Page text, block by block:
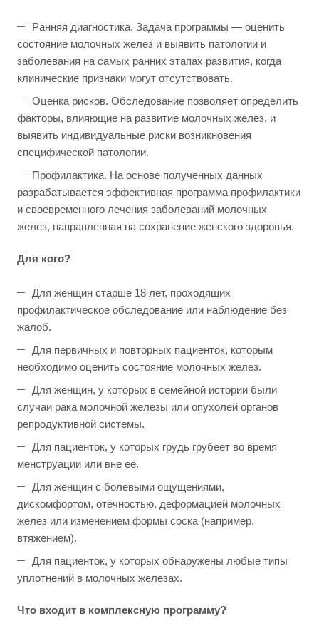
Ранняя диагностика. Задача программы — оценить
состояние молочных желез и выявить патологии и
заболевания на самых ранних этапах развития, когда
клинические признаки могут отсутствовать.
Оценка рисков. Обследование позволяет определить
факторы, влияющие на развитие молочных желез, и
выявить индивидуальные риски возникновения
специфической патологии.
Профилактика. На основе полученных данных
разрабатывается эффективная программа профилактики
и своевременного лечения заболеваний молочных
желез, направленная на сохранение женского здоровья.
Для кого?
Для женщин старше 18 лет, проходящих
профилактическое обследование или наблюдение без
жалоб.
Для первичных и повторных пациенток, которым
необходимо оценить состояние молочных желез.
Для женщин, у которых в семейной истории были
случаи рака молочной железы или опухолей органов
репродуктивной системы.
Для пациенток, у которых грудь грубеет во время
менструации или вне её.
Для женщин с болевыми ощущениями,
дискомфортом, отёчностью, деформацией молочных
желез или изменением формы соска (например,
втяжением).
Для пациенток, у которых обнаружены любые типы
уплотнений в молочных железах.
Что входит в комплексную программу?